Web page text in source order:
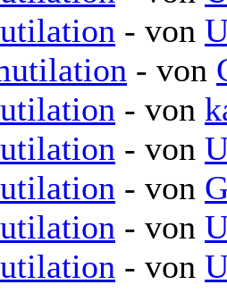
- von
- von
- von
- von
- von
- von
- von